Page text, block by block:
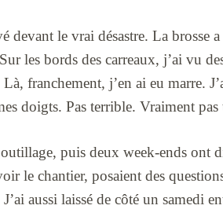
devant le vrai désastre. La brosse
les bords des carreaux, j’ai vu
franchement, j’en ai eu marre.
doigts. Pas terrible. Vraiment pas
puis deux week-ends ont
le chantier, posaient des
aussi laissé de côté un samedi